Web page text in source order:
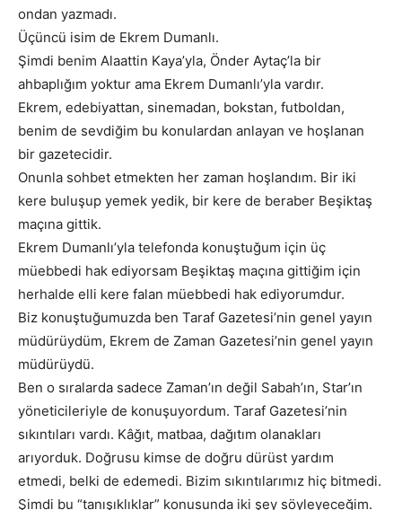
ondan yazmadı.
Üçüncü isim de Ekrem Dumanlı.
Şimdi benim Alaattin Kaya’yla, Önder Aytaç’la bir
ahbaplığım yoktur ama Ekrem Dumanlı’yla vardır.
Ekrem, edebiyattan, sinemadan, bokstan, futboldan,
benim de sevdiğim bu konulardan anlayan ve hoşlanan
bir gazetecidir.
Onunla sohbet etmekten her zaman hoşlandım. Bir iki
kere buluşup yemek yedik, bir kere de beraber Beşiktaş
maçına gittik.
Ekrem Dumanlı’yla telefonda konuştuğum için üç
müebbedi hak ediyorsam Beşiktaş maçına gittiğim için
herhalde elli kere falan müebbedi hak ediyorumdur.
Biz konuştuğumuzda ben Taraf Gazetesi’nin genel yayın
müdürüydüm, Ekrem de Zaman Gazetesi’nin genel yayın
müdürüydü.
Ben o sıralarda sadece Zaman’ın değil Sabah’ın, Star’ın
yöneticileriyle de konuşuyordum. Taraf Gazetesi’nin
sıkıntıları vardı. Kâğıt, matbaa, dağıtım olanakları
arıyorduk. Doğrusu kimse de doğru dürüst yardım
etmedi, belki de edemedi. Bizim sıkıntılarımız hiç bitmedi.
Şimdi bu “tanışıklıklar” konusunda iki şey söyleyeceğim.